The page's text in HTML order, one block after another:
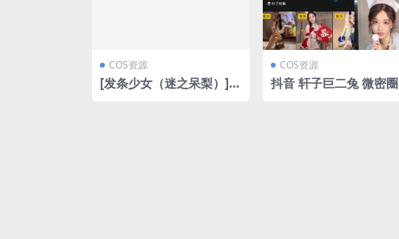
COS资源
[发条少女（迷之呆梨）]
COS资源
抖音 轩子巨二兔 微密圈 N